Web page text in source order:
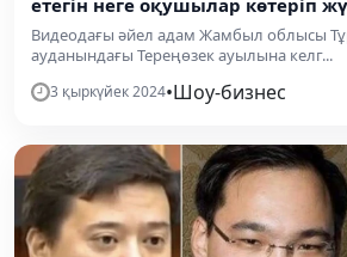
етегін неге оқушылар көтеріп
Видеодағы әйел адам Жамбыл облысы
ауданындағы Тереңөзек ауылына келг...
3 қыркүйек 2024•Шоу-бизнес